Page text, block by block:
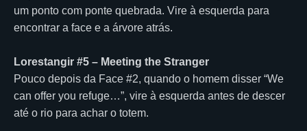
um ponto com ponte quebrada. Vire à esquerda para
encontrar a face e a árvore atrás.
Lorestangir #5 – Meeting the Stranger
Pouco depois da Face #2, quando o homem disser “We
can offer you refuge…”, vire à esquerda antes de descer
até o rio para achar o totem.